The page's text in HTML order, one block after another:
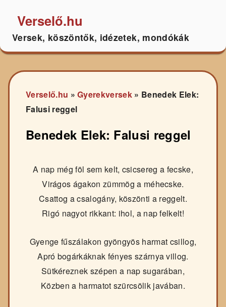
Verselő.hu
Versek, köszöntők, idézetek, mondókák
Verselő.hu »Gyerekversek » Benedek Elek:
Falusi reggel
Benedek Elek: Falusi reggel
A nap még föl sem kelt, csicsereg a fecske,
Virágos ágakon zümmög a méhecske.
Csattog a csalogány, köszönti a reggelt.
Rigó nagyot rikkant: ihol, a nap felkelt!
Gyenge fűszálakon gyöngyös harmat csillog,
Apró bogárkáknak fényes szárnya villog.
Sütkéreznek szépen a nap sugarában,
Közben a harmatot szürcsölik javában.